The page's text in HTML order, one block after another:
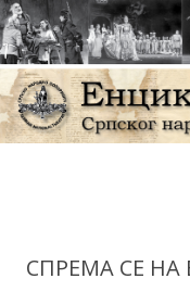
СПРЕМА СЕ НА